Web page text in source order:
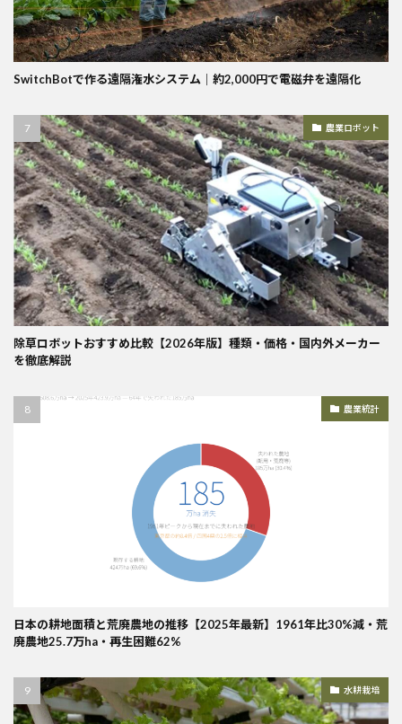
SwitchBotで作る遠隔潅水システム｜約2,000円で電磁弁を遠隔化
農業ロボット
除草ロボットおすすめ比較【2026年版】種類・価格・国内外メーカー
を徹底解説
農業統計
日本の耕地面積と荒廃農地の推移【2025年最新】1961年比30%減・荒
廃農地25.7万ha・再生困難62%
水耕栽培